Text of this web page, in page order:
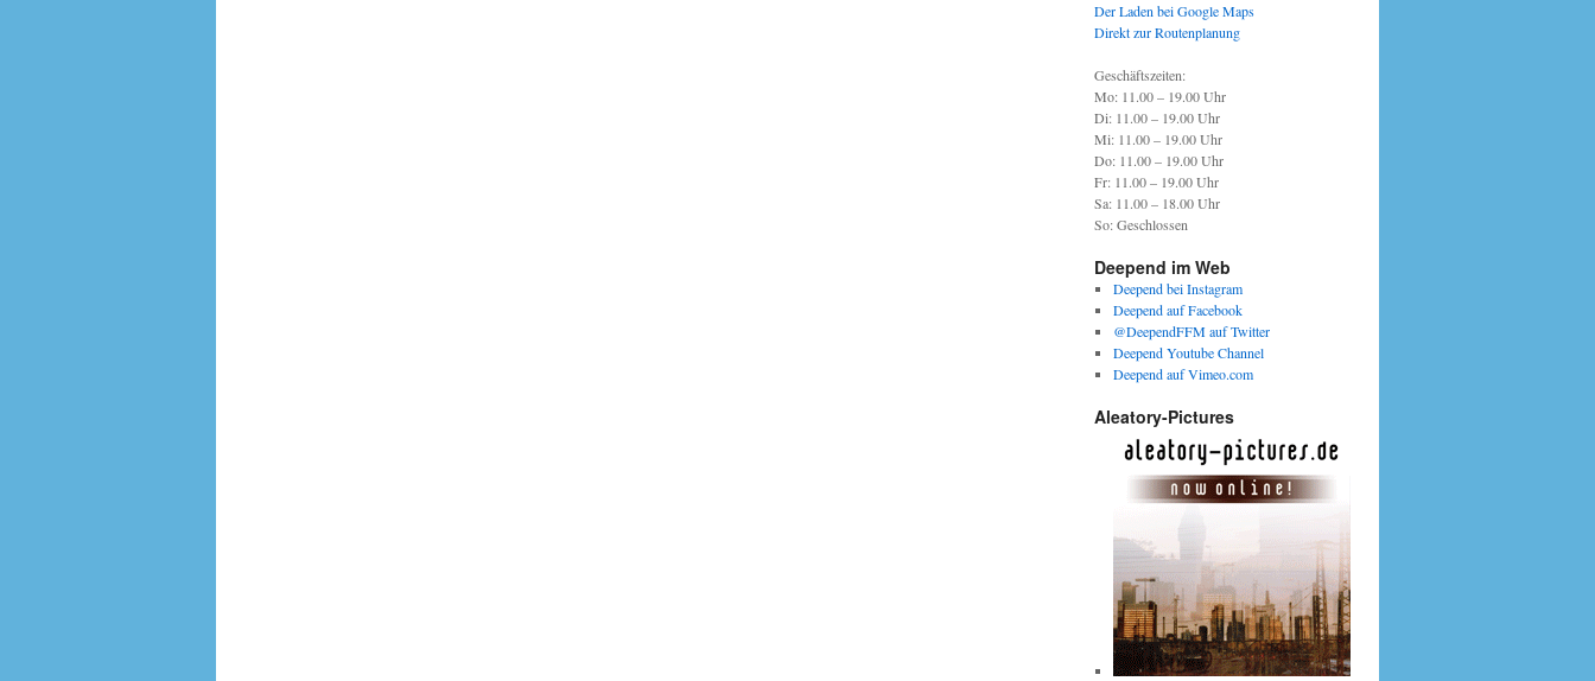
Der Laden bei Google Maps
Direkt zur Routenplanung
Geschäftszeiten:
Mo: 11.00 – 19.00 Uhr
Di: 11.00 – 19.00 Uhr
Mi: 11.00 – 19.00 Uhr
Do: 11.00 – 19.00 Uhr
Fr: 11.00 – 19.00 Uhr
Sa: 11.00 – 18.00 Uhr
So: Geschlossen
Deepend im Web
Deepend bei Instagram
Deepend auf Facebook
@DeependFFM auf Twitter
Deepend Youtube Channel
Deepend auf Vimeo.com
Aleatory-Pictures